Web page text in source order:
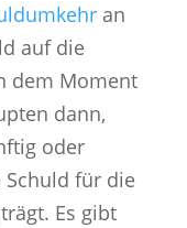
an
auf die
dem Moment
dann,
oder
für die
Es gibt